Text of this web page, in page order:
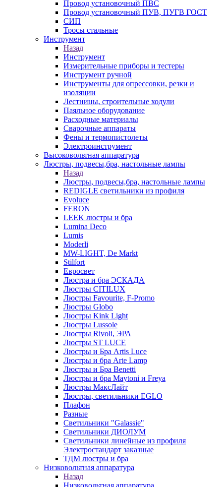
Провод установочный ПВС
Провод установочный ПУВ, ПУГВ ГОСТ
СИП
Тросы стальные
Инструмент
Назад
Инструмент
Измерительные приборы и тестеры
Инструмент ручной
Инструменты для опрессовки, резки и
изоляции
Лестницы, строительные ходули
Паяльное оборудование
Расходные материалы
Сварочные аппараты
Фены и термопистолеты
Электроинструмент
Высоковольтная аппаратура
Люстры, подвесы,бра, настольные лампы
Назад
Люстры, подвесы,бра, настольные лампы
REDIGLE светильники из профиля
Evoluce
FERON
LEEK люстры и бра
Lumina Deco
Lumis
Moderli
MW-LIGHT, De Markt
Stilfort
Евросвет
Люстра и бра ЭСКАДА
Люстры CITILUX
Люстры Favourite, F-Promo
Люстры Globo
Люстры Kink Light
Люстры Lussole
Люстры Rivoli, ЭРА
Люстры ST LUCE
Люстры и Бра Artis Luce
Люстры и бра Arte Lamp
Люстры и Бра Benetti
Люстры и бра Maytoni и Freya
Люстры МаксЛайт
Люстры, светильники EGLO
Плафон
Разные
Светильники "Galassie"
Светильники ДИОЛУМ
Светильники линейные из профиля
Электростандарт заказные
ТДМ люстры и бра
Низковольтная аппаратура
Назад